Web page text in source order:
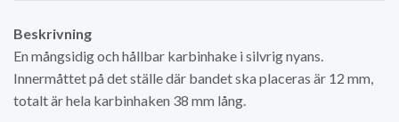
Beskrivning
En mångsidig och hållbar karbinhake i silvrig nyans.
Innermåttet på det ställe där bandet ska placeras är 12 mm,
totalt är hela karbinhaken 38 mm lång.